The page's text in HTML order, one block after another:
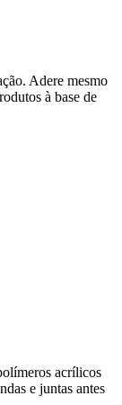
Adere mesmo
à base de
acrílicos
e juntas antes